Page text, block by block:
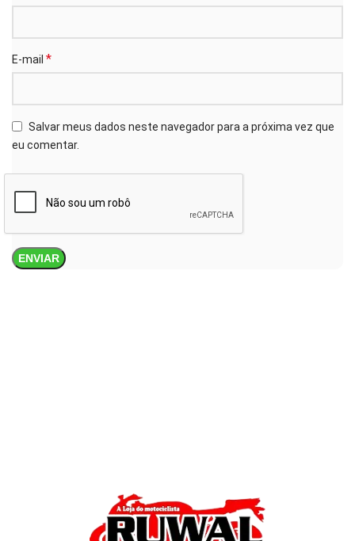
E-mail *
Salvar meus dados neste navegador para a próxima vez que
eu comentar.